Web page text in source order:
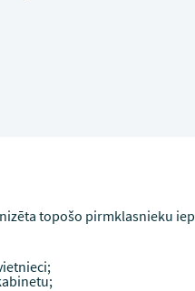
topošo pirmklasnieku